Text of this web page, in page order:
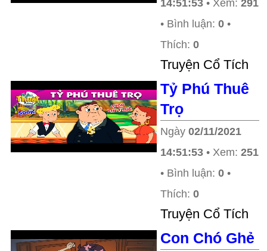
14:51:53 • Xem: 291
• Bình luận: 0 •
Thích: 0
Truyện Cổ Tích
Tỷ Phú Thuê
Trọ
Ngày 02/11/2021
14:51:53 • Xem: 251
• Bình luận: 0 •
Thích: 0
Truyện Cổ Tích
Con Chó Ghẻ